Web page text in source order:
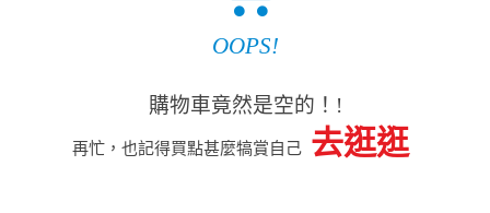
OOPS!
購物車竟然是空的！!
再忙，也記得買點甚麼犒賞自己 去逛逛